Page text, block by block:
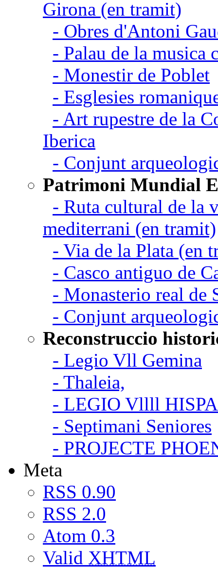
Girona (en tramit)
- Obres d'Antoni
- Palau de la musica
- Monestir de Poblet
- Esglesies
- Art rupestre de la
Iberica
- Conjunt
Patrimoni Mundial
- Ruta cultural de la
mediterrani (en tramit)
- Via de la Plata (en
- Casco antiguo de
- Monasterio real de
- Conjunt
Reconstruccio
- Legio Vll Gemina
- Thaleia,
- LEGIO Vllll
- Septimani Seniores
- PROJECTE
Meta
RSS 0.90
RSS 2.0
Atom 0.3
Valid XHTML